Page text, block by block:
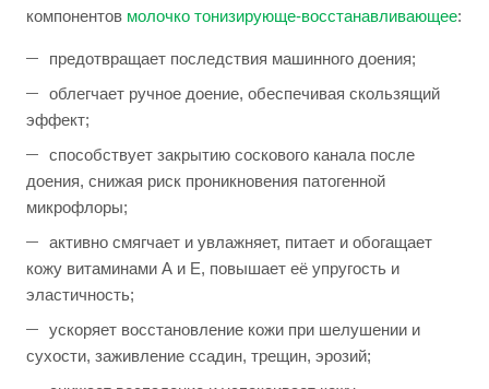
компонентов молочко тонизирующе-восстанавливающее:
предотвращает последствия машинного доения;
облегчает ручное доение, обеспечивая скользящий
эффект;
способствует закрытию соскового канала после
доения, снижая риск проникновения патогенной
микрофлоры;
активно смягчает и увлажняет, питает и обогащает
кожу витаминами А и Е, повышает её упругость и
эластичность;
ускоряет восстановление кожи при шелушении и
сухости, заживление ссадин, трещин, эрозий;